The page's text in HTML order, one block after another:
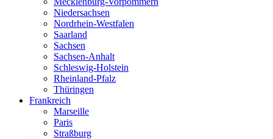
Niedersachsen
Nordrhein-Westfalen
Saarland
Sachsen
Sachsen-Anhalt
Schleswig-Holstein
Rheinland-Pfalz
Thüringen
Frankreich
Marseille
Paris
Straßburg